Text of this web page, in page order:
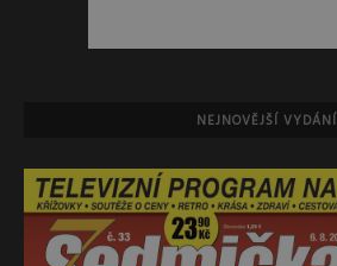
NEJNOVĚJŠÍ VYDÁNÍ